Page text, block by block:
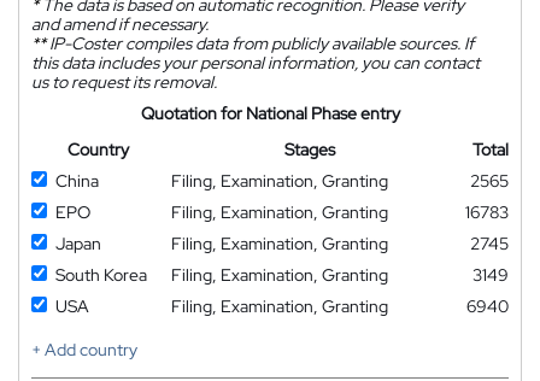
*The data is based on automatic recognition. Please verify
and amend if necessary.
**IP-Coster compiles data from publicly available sources. If
this data includes your personal information, you can contact
us to request its removal.
Quotation for National Phase entry
Country
Stages
Total
China
Filing, Examination, Granting
2565
EPO
Filing, Examination, Granting
16783
Japan
Filing, Examination, Granting
2745
South Korea
Filing, Examination, Granting
3149
USA
Filing, Examination, Granting
6940
+ Add country